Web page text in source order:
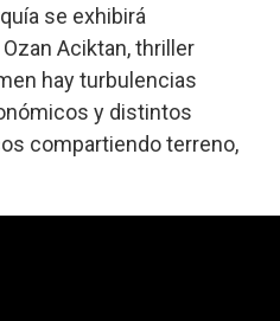
se exhibirá
Aciktan, thriller
hay turbulencias
y distintos
compartiendo terreno,